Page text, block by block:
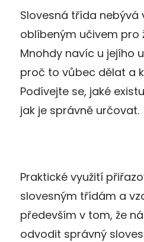
Slovesná třída nebývá
oblíbeným učivem pro
Mnohdy navíc u jejího
proč to vůbec dělat a
Podívejte se, jaké
jak je správně určovat.
Praktické využití
slovesným třídám a
především v tom, že
odvodit správný